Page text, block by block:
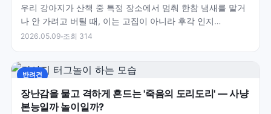
우리 강아지가 산책 중 특정 장소에서 멈춰 한참 냄새를 맡거
나 안 가려고 버틸 때, 이는 고집이 아니라 후각 인지
(Olfactory Cognition)의 핵심 활동입니다.…
2026.05.09 조회 314
반려견
장난감을 물고 격하게 흔드는 '죽음의 도리도리' — 사냥
본능일까 놀이일까?